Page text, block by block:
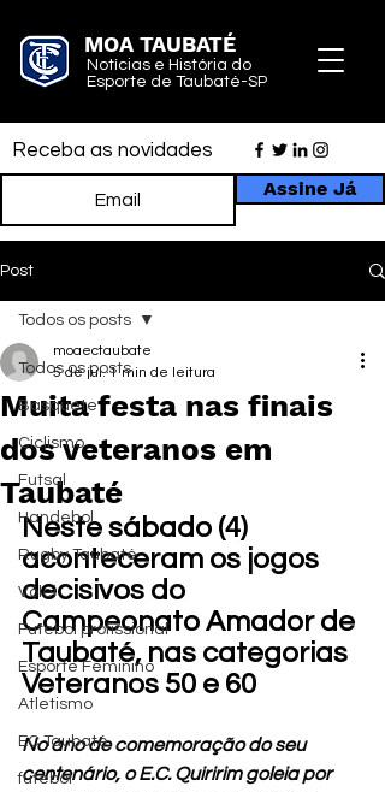
MOA TAUBATÉ
Notícias e História do
Esporte de Taubaté-SP
Receba as novidades
Assine Já
Post
Todos os posts
Basquete
Ciclismo
Futsal
Handebol
Rugby Taubaté
Vôlei
Futebol profissional
Esporte Feminino
Atletismo
EC Taubaté
futebol
Todos os posts
Muita festa nas finais
dos veteranos em
Taubaté
moaectaubate
5 de jul. 1 min de leitura
Neste sábado (4)
aconteceram os jogos
decisivos do
Campeonato Amador de
Taubaté, nas categorias
Veteranos 50 e 60
No ano de comemoração do seu
centenário, o E.C. Quiririm goleia por